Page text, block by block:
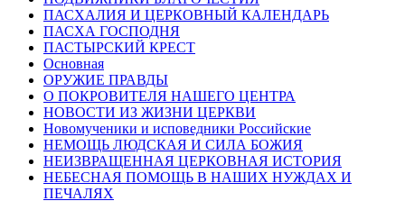
ПАСХАЛИЯ И ЦЕРКОВНЫЙ КАЛЕНДАРЬ
ПАСХА ГОСПОДНЯ
ПАСТЫРСКИЙ КРЕСТ
Основная
ОРУЖИЕ ПРАВДЫ
О ПОКРОВИТЕЛЯ НАШЕГО ЦЕНТРА
НОВОСТИ ИЗ ЖИЗНИ ЦЕРКВИ
Новомученики и исповедники Российские
НЕМОЩЬ ЛЮДСКАЯ И СИЛА БОЖИЯ
НЕИЗВРАЩЕННАЯ ЦЕРКОВНАЯ ИСТОРИЯ
НЕБЕСНАЯ ПОМОЩЬ В НАШИХ НУЖДАХ И
ПЕЧАЛЯХ